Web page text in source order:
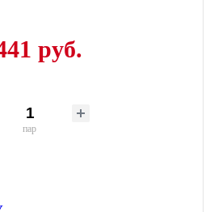
руб.
пар